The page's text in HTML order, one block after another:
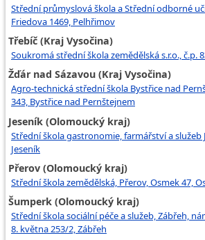
Střední průmyslová škola a Střední odborné
Friedova 1469, Pelhřimov
Třebíč (Kraj Vysočina)
Soukromá střední škola zemědělská s.r.o., č.p.
Žďár nad Sázavou (Kraj Vysočina)
Agro-technická střední škola Bystřice nad
343, Bystřice nad Pernštejnem
Jeseník (Olomoucký kraj)
Střední škola gastronomie, farmářství a služeb
Jeseník
Přerov (Olomoucký kraj)
Střední škola zemědělská, Přerov, Osmek 47,
Šumperk (Olomoucký kraj)
Střední škola sociální péče a služeb, Zábřeh,
8. května 253/2, Zábřeh